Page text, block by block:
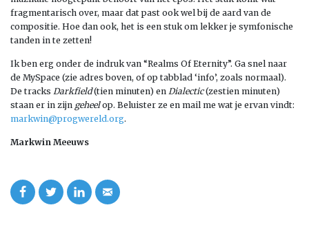
fragmentarisch over, maar dat past ook wel bij de aard van de
compositie. Hoe dan ook, het is een stuk om lekker je symfonische
tanden in te zetten!
Ik ben erg onder de indruk van “Realms Of Eternity”. Ga snel naar
de MySpace (zie adres boven, of op tabblad ‘info’, zoals normaal).
De tracks Darkfield(tien minuten) en Dialectic(zestien minuten)
staan er in zijn geheelop. Beluister ze en mail me wat je ervan vindt:
markwin@progwereld.org.
Markwin Meeuws